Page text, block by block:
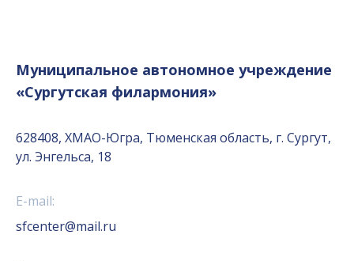
Муниципальное автономное учреждение
«Сургутская филармония»
628408, ХМАО-Югра, Тюменская область, г. Сургут,
ул. Энгельса, 18
E-mail:
sfcenter@mail.ru